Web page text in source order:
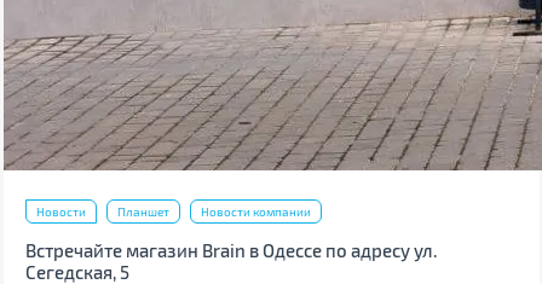
Новости Планшет Новости компании
Встречайте магазин Brain в Одессе по адресу ул.
Сегедская, 5